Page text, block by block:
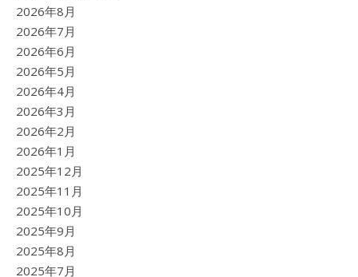
2026年8月
2026年7月
2026年6月
2026年5月
2026年4月
2026年3月
2026年2月
2026年1月
2025年12月
2025年11月
2025年10月
2025年9月
2025年8月
2025年7月